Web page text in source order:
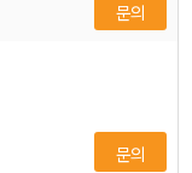
문의
문의